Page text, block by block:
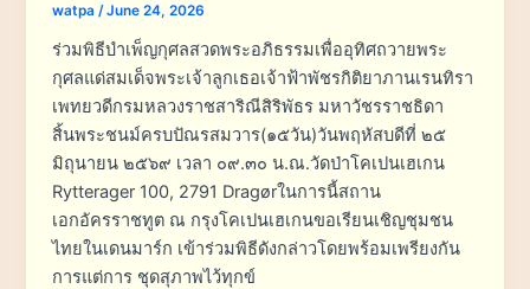
watpa /June 24, 2026
ร่วมพิธีบำเพ็ญกุศลสวดพระอภิธรรมเพื่ออุทิศถวายพระ
กุศลแด่สมเด็จพระเจ้าลูกเธอเจ้าฟ้าพัชรกิติยาภานเรนทิรา
เพทยวดีกรมหลวงราชสาริณีสิริพัธร มหาวัชรราชธิดา
สิ้นพระชนม์ครบปัณรสมวาร(๑๕วัน)วันพฤหัสบดีที่ ๒๕
มิถุนายน ๒๕๖๙ เวลา ๐๙.๓๐ น.ณ.วัดป่าโคเปนเฮเกน
Rytterager 100, 2791 Dragørในการนี้สถาน
เอกอัครราชทูต ณ กรุงโคเปนเฮเกนขอเรียนเชิญชุมชน
ไทยในเดนมาร์ก เข้าร่วมพิธีดังกล่าวโดยพร้อมเพรียงกัน
การแต่การ ชุดสุภาพไว้ทุกข์